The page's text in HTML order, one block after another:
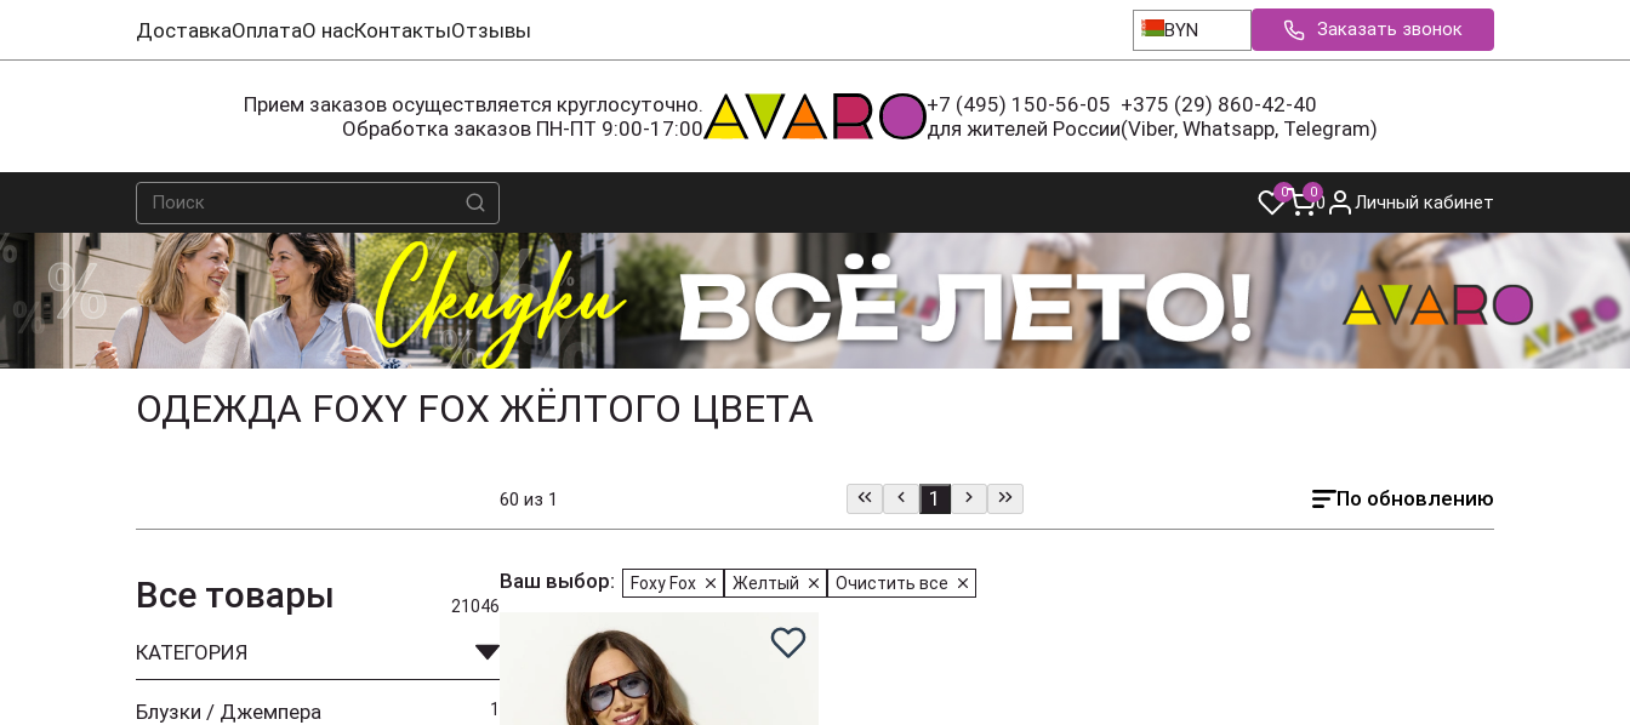
ДоставкаОплатаО насКонтактыОтзывы BYN Заказать звонок
Прием заказов осуществляется круглосуточно.
Обработка заказов ПН-ПТ 9:00-17:00
+7 (495) 150-56-05
для жителей России
+375 (29) 860-42-40
(Viber, Whatsapp, Telegram)
0 00 Личный кабинет
ОДЕЖДА FOXY FOX ЖЁЛТОГО ЦВЕТА
60 из 1 По обновлению
1
Все товары 21046
КАТЕГОРИЯ
Блузки / Джемпера 1
Ваш выбор: Foxy Fox Желтый Очистить все